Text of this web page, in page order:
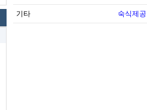
기타 숙식제